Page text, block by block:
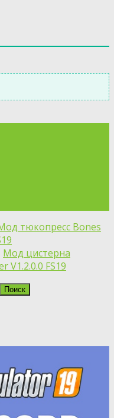
тюкопресс Bones
Мод цистерна
V1.2.0.0 FS19